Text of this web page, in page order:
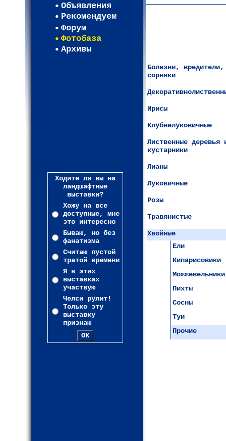
Объявления
Рекомендуем
Форум
Фотобаза
Архивы
Ходите ли вы на
ландшафтные
выставки?
Хожу на все
доступные, мне
это интересно
Бываю, но без
фанатизма
Считаю пустой
тратой времени
Я в этих
выставках
участвую
Челси рулит!
Только эту
выставку
признаю
Болезни, вредители,
сорняки
Ирисы
Клубнелуковичные
Лиственные деревья
кустарники
Лианы
Луковичные
Розы
Травянистые
Хвойные
Ели
Кипарисовики
Можжевельники
Пихты
Сосны
Туи
Прочие